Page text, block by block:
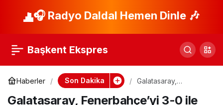
🎧 Radyo Daldal Hemen Dinle 🎶
Başkent Ekspres
Haberler Son Dakika
Galatasaray,
geçti!
Galatasaray, Fenerbahçe’yi 3-0 ile
Ederson’dan Derbi
İtirazı
Paylaş